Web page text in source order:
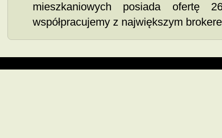
mieszkaniowych posiada
współpracujemy z największym